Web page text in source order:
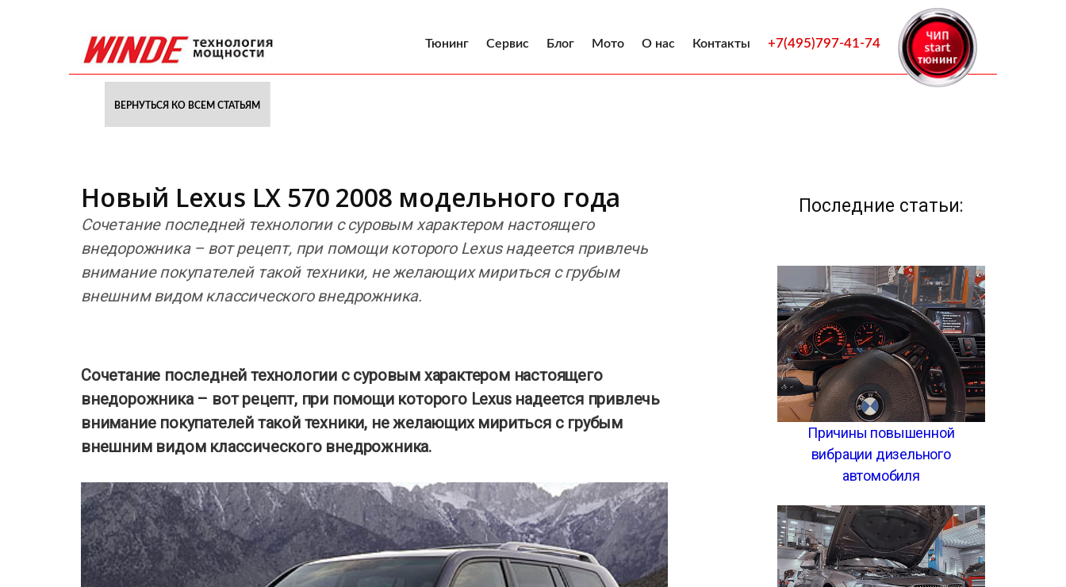
Тюнинг Сервис Блог Мото О нас Контакты +7(495)797-41-74
ВЕРНУТЬСЯ КО ВСЕМ СТАТЬЯМ
Новый Lexus LX 570 2008 модельного года
Сочетание последней технологии с суровым характером настоящего
внедорожника – вот рецепт, при помощи которого Lexus надеется привлечь
внимание покупателей такой техники, не желающих мириться с грубым
внешним видом классического внедрожника.
Сочетание последней технологии с суровым характером настоящего
внедорожника – вот рецепт, при помощи которого Lexus надеется привлечь
внимание покупателей такой техники, не желающих мириться с грубым
внешним видом классического внедрожника.
Последние статьи:
Причины повышенной
вибрации дизельного
автомобиля